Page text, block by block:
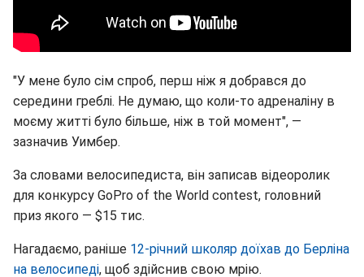
"У мене було сім спроб, перш ніж я добрався до
середини греблі. Не думаю, що коли-то адреналіну в
моєму житті було більше, ніж в той момент", —
зазначив Уимбер.
За словами велосипедиста, він записав відеоролик
для конкурсу GoPro of the World contest, головний
приз якого — $15 тис.
Нагадаємо, раніше 12-річний школяр доїхав до Берліна
на велосипеді, щоб здійснив свою мрію.